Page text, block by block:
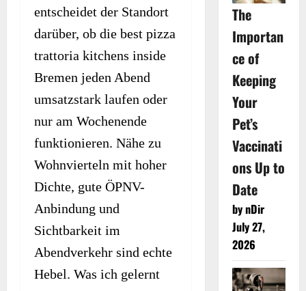
entscheidet der Standort
darüber, ob die best pizza
trattoria kitchens inside
Bremen jeden Abend
umsatzstark laufen oder
nur am Wochenende
funktionieren. Nähe zu
Wohnvierteln mit hoher
Dichte, gute ÖPNV-
Anbindung und
Sichtbarkeit im
Abendverkehr sind echte
Hebel. Was ich gelernt
The
Importan
ce of
Keeping
Your
Pet’s
Vaccinati
ons Up to
Date
by nDir
July 27,
2026